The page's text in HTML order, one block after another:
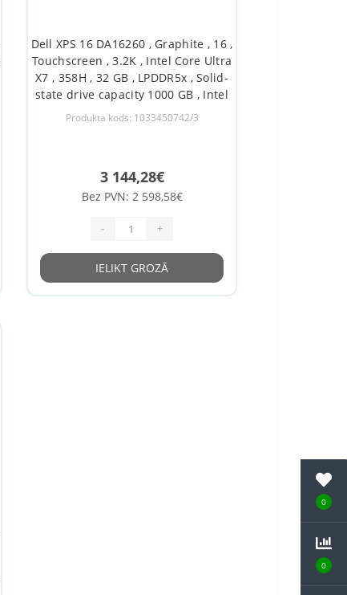
0
0
Dell XPS 16 DA16260 , Graphite , 16 ,
Touchscreen , 3.2K , Intel Core Ultra
X7 , 358H , 32 GB , LPDDR5x , Solid-
state drive capacity 1000 GB , Intel
Arc Graphics , Windows 11 Pro ,
Produkta kods: 1033450742/3
3 144,28€
Bez PVN: 2 598,58€
- +
IELIKT GROZĀ